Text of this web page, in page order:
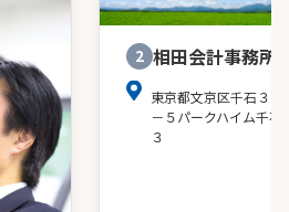
2 相田会計事務所
東京都文京区千石３－
－５パークハイム千石
３